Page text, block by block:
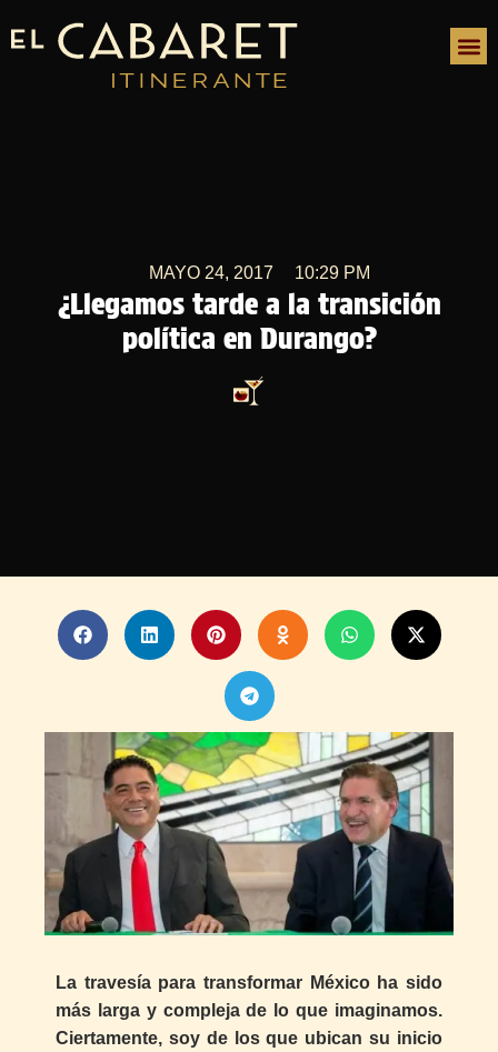
¿Llegamos tarde a la transición
política en Durango?
MAYO 24, 2017 10:29 PM
La travesía para transformar México ha sido
más larga y compleja de lo que imaginamos.
Ciertamente, soy de los que ubican su inicio